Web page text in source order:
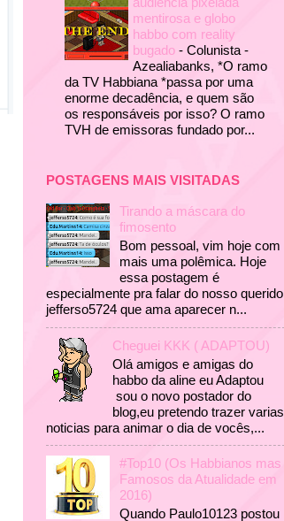
mentirosa e globo
habbo com reality
bugado - Colunista -
Azealiabanks, *O ramo
da TV Habbiana *passa por uma
enorme decadência, e quem são
os responsáveis por isso? O ramo
TVH de emissoras fundado por...
POSTAGENS MAIS VISITADAS
Tirando a máscara do
fimosento
Bom pessoal, vim hoje com
mais uma polêmica. Hoje
essa postagem é
especialmente pra falar do nosso querido
jefferso5724 que ama aparecer n...
Cheguei KKK ( ADAPTOU)
Olá amigos e amigas do
habbo da aline eu Adaptou
sou o novo postador do
blog,eu pretendo trazer varias
noticias para animar o dia de vocês,...
#Top10 (Os Habbianos mas
Famosos da Atualidade em
2016)
Quando Paulo10123 postou